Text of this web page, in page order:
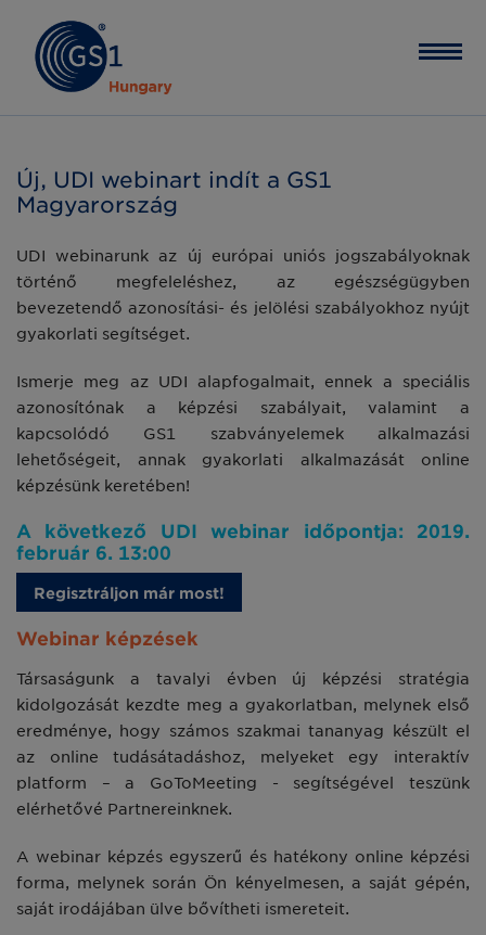
Új, UDI webinart indít a GS1
Magyarország
UDI webinarunk az új európai uniós jogszabályoknak
történő megfeleléshez, az egészségügyben
bevezetendő azonosítási- és jelölési szabályokhoz nyújt
gyakorlati segítséget.
Ismerje meg az UDI alapfogalmait, ennek a speciális
azonosítónak a képzési szabályait, valamint a
kapcsolódó GS1 szabványelemek alkalmazási
lehetőségeit, annak gyakorlati alkalmazását online
képzésünk keretében!
A következő UDI webinar időpontja: 2019.
február 6. 13:00
Regisztráljon már most!
Webinar képzések
Társaságunk a tavalyi évben új képzési stratégia
kidolgozását kezdte meg a gyakorlatban, melynek első
eredménye, hogy számos szakmai tananyag készült el
az online tudásátadáshoz, melyeket egy interaktív
platform – a GoToMeeting - segítségével teszünk
elérhetővé Partnereinknek.
A webinar képzés egyszerű és hatékony online képzési
forma, melynek során Ön kényelmesen, a saját gépén,
saját irodájában ülve bővítheti ismereteit.